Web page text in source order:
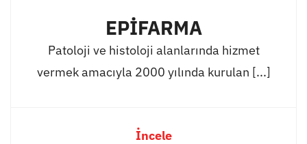
EPİFARMA
Patoloji ve histoloji alanlarında hizmet
vermek amacıyla 2000 yılında kurulan [...]
İncele